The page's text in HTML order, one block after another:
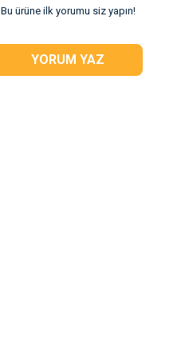
Bu ürüne ilk yorumu siz yapın!
YORUM YAZ